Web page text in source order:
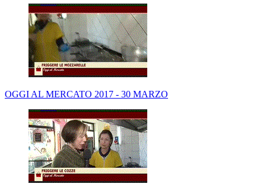
OGGI AL MERCATO 2017 - 30 MARZO